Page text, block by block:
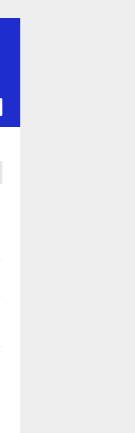
FOR: